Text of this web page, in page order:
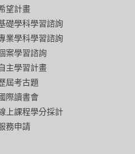
望計畫
礎學科學習諮詢
業學科學習諮詢
案學習諮詢
主學習計畫
屆考古題
際讀書會
上課程學分採計
務申請